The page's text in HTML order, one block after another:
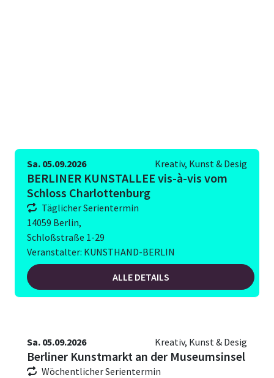
Sa. 05.09.2026 Kreativ, Kunst & Desig
BERLINER KUNSTALLEE vis-à-vis vom
Schloss Charlottenburg
Täglicher Serientermin
14059 Berlin,
Schloßstraße 1-29
Veranstalter: KUNSTHAND-BERLIN
ALLE DETAILS
Sa. 05.09.2026 Kreativ, Kunst & Desig
Berliner Kunstmarkt an der Museumsinsel
Wöchentlicher Serientermin